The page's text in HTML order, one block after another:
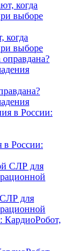
когда
выборе
в России:
СЛР для